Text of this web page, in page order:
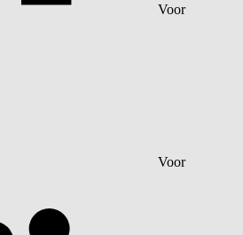
Voor
Voor